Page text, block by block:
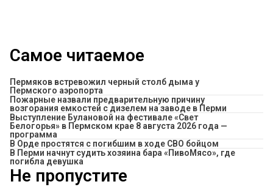
Самое читаемое
Пермяков встревожил черный столб дыма у
Пермского аэропорта
Пожарные назвали предварительную причину
возгорания емкостей с дизелем на заводе в Перми
Выступление Булановой на фестивале «Свет
Белогорья» в Пермском крае 8 августа 2026 года —
программа
В Орде простятся с погибшим в ходе СВО бойцом
​В Перми начнут судить хозяина бара «ПивоМясо», где
погибла девушка
Не пропустите